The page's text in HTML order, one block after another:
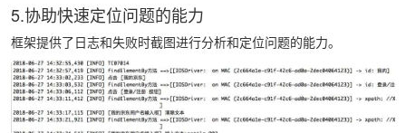
5.协助快速定位问题的能力
框架提供了日志和失败时截图进行分析和定位问题的能力。